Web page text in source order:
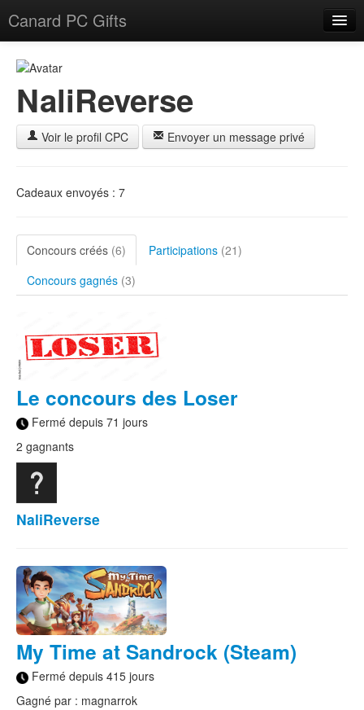
Canard PC Gifts
Connexion
NaliReverse
Voir le profil CPC Envoyer un message privé
Cadeaux envoyés : 7
Concours créés (6) Participations (21)
Concours gagnés (3)
Le concours des Loser
Fermé depuis 71 jours
2 gagnants
NaliReverse
My Time at Sandrock (Steam)
Fermé depuis 415 jours
Gagné par : magnarrok